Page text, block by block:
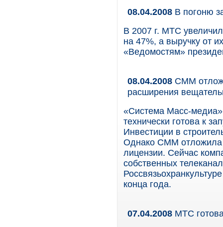
08.04.2008 В погоню
В 2007 г. МТС
на 47%, а выручку от
«Ведомостям»
08.04.2008 СММ
расширения
«Система Масс-
технически готова к
Инвестиции в
Однако СММ отложила
лицензии. Сейчас
собственных
конца года.
07.04.2008 МТС